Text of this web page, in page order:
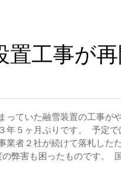
置工事が再
っていた融雪装置の工事が
年５ヶ月ぶりです。 予定
業者２社が続けて落札した
弊害も困ったものです。